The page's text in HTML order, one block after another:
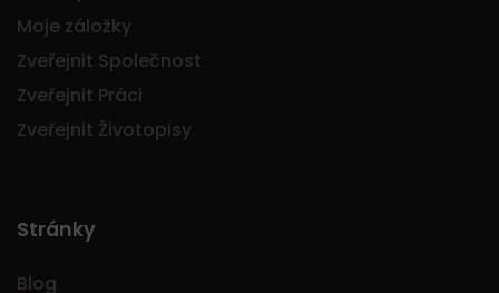
Moje záložky
Zveřejnit Společnost
Zveřejnit Práci
Zveřejnit Životopisy
Stránky
Blog